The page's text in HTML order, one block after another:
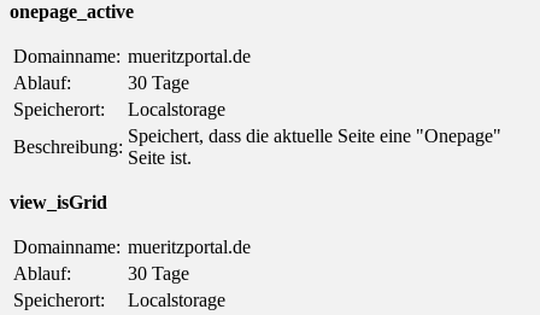
onepage_active
Domainname: mueritzportal.de
Ablauf:
30 Tage
Speicherort:
Localstorage
Beschreibung:
Speichert, dass die aktuelle Seite eine "Onepage"
Seite ist.
view_isGrid
Domainname: mueritzportal.de
Ablauf:
30 Tage
Speicherort:
Localstorage